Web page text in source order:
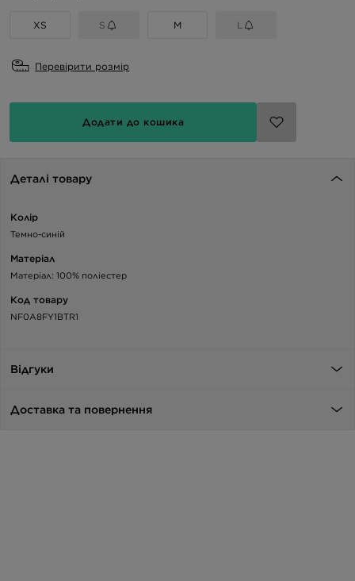
XS S M L
Перевірити розмір
Додати до кошика
Деталі товару
Колір
Темно-синій
Матеріал
Матеріал: 100% поліестер
Код товару
NF0A8FY1BTR1
Відгуки
Доставка та повернення